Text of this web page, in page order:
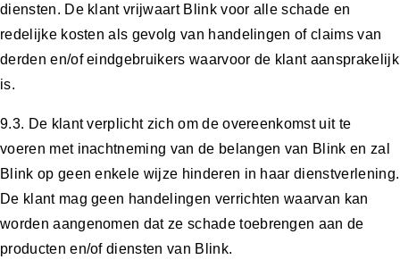
diensten. De klant vrijwaart Blink voor alle schade en
redelijke kosten als gevolg van handelingen of claims van
derden en/of eindgebruikers waarvoor de klant aansprakelijk
is.
9.3. De klant verplicht zich om de overeenkomst uit te
voeren met inachtneming van de belangen van Blink en zal
Blink op geen enkele wijze hinderen in haar dienstverlening.
De klant mag geen handelingen verrichten waarvan kan
worden aangenomen dat ze schade toebrengen aan de
producten en/of diensten van Blink.